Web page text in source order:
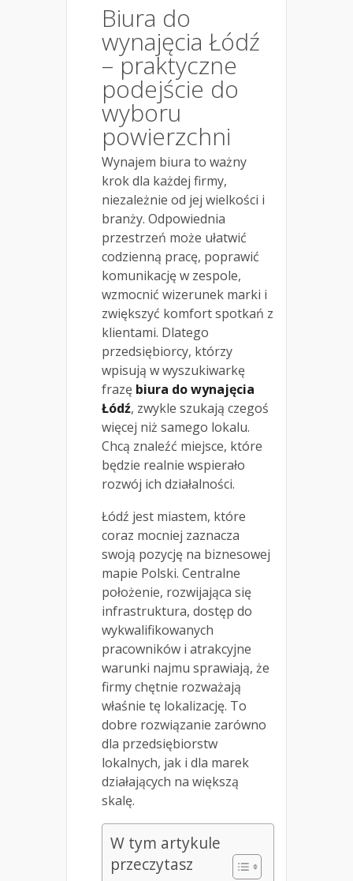
Biura do
wynajęcia Łódź
– praktyczne
podejście do
wyboru
powierzchni
Wynajem biura to ważny
krok dla każdej firmy,
niezależnie od jej wielkości i
branży. Odpowiednia
przestrzeń może ułatwić
codzienną pracę, poprawić
komunikację w zespole,
wzmocnić wizerunek marki i
zwiększyć komfort spotkań z
klientami. Dlatego
przedsiębiorcy, którzy
wpisują w wyszukiwarkę
frazę biura do wynajęcia
Łódź, zwykle szukają czegoś
więcej niż samego lokalu.
Chcą znaleźć miejsce, które
będzie realnie wspierało
rozwój ich działalności.
Łódź jest miastem, które
coraz mocniej zaznacza
swoją pozycję na biznesowej
mapie Polski. Centralne
położenie, rozwijająca się
infrastruktura, dostęp do
wykwalifikowanych
pracowników i atrakcyjne
warunki najmu sprawiają, że
firmy chętnie rozważają
właśnie tę lokalizację. To
dobre rozwiązanie zarówno
dla przedsiębiorstw
lokalnych, jak i dla marek
działających na większą
skalę.
W tym artykule
przeczytasz